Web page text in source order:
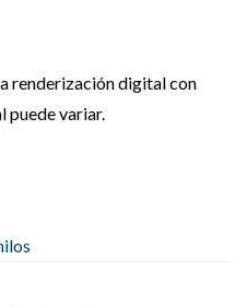
renderización digital con
puede variar.